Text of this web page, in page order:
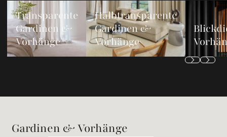
Transparente Gardinen &amp; Vorhänge ansehen
Transparente
Gardinen &
Vorhänge
Halbtransparente Gardinen &amp;
Halbtransparente
Gardinen &
Vorhänge
Gardinen & Vorhänge